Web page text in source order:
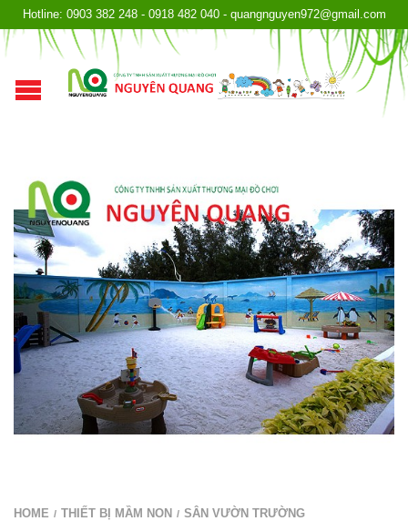
Hotline: 0903 382 248 - 0918 482 040 - quangnguyen972@gmail.com
HOME / THIẾT BỊ MẦM NON / SÂN VƯỜN TRƯỜNG